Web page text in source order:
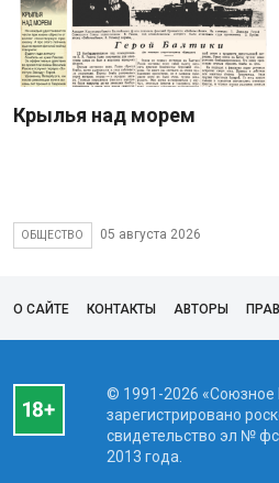
Крылья над морем
ОБЩЕСТВО 05 августа 2026
О САЙТЕ КОНТАКТЫ АВТОРЫ
© 1991-2026 «Союзное
зарегистрировано
свидетельство эл №
2013 года.